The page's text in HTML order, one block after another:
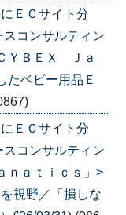
ＥＣサイト分
コンサルティン
ＹＢＥＸ Ｊａ
ベビー用品Ｅ
ＥＣサイト分
コンサルティン
ａｔｉｃｓ」>
視野／「損しな